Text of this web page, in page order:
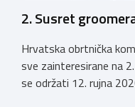
2. Susret
Hrvatska obrtnička
sve zainteresirane na
se održati 12. rujna